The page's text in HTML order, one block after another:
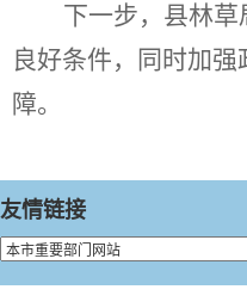
下一步，县林
良好条件，同时加
障。
友情链接